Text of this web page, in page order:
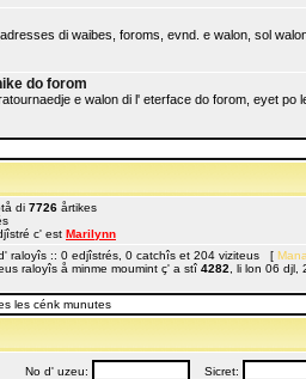
di waibes, foroms, evnd. e walon, sol
do forom
e walon di l' eterface do forom, eyet
di 7726 årtikes
c' est Marilynn
raloyîs :: 0 edjîstrés, 0 catchîs et 204 viziteus [
raloyîs å minme moumint ç' a stî 4282 , li lon 06
les cénk munutes
No d' uzeu: Sicret: